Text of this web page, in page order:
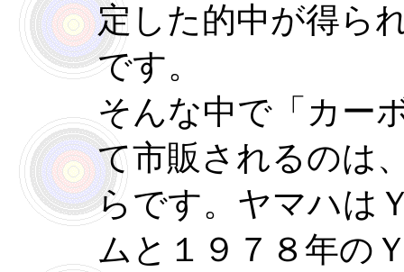
定した的中が得ら
です。
そんな中で「カー
て市販されるのは
らです。ヤマハは
ムと１９７８年の